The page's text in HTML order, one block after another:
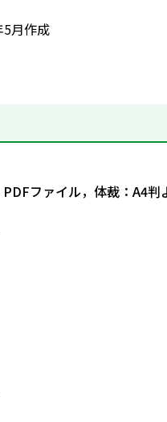
5月作成
ファイル，体裁：A4